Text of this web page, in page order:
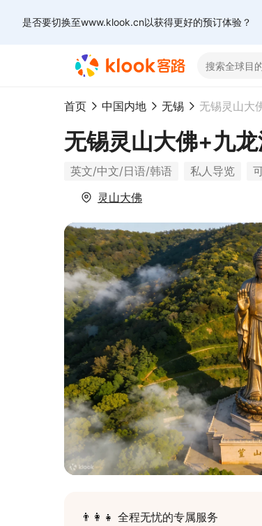
是否要切换至www.klook.cn以获得更好的预订体验？
首页 中国内地 无锡
无锡灵山大佛+九
英文/中文/日语/韩语 私人导览
灵山大佛
👨‍👩‍👧 全程无忧的专属服务